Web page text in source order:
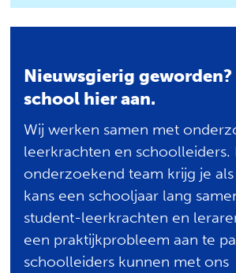
Nieuwsgierig geworden?
school hier aan.
Wij werken samen met
leerkrachten en schoolleiders.
onderzoekend team krijg je
kans een schooljaar lang
student-leerkrachten en
een praktijkprobleem aan te
schoolleiders kunnen met ons